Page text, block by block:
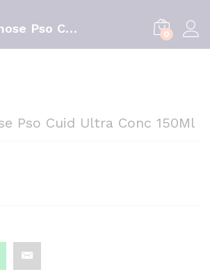
Uriage Xemose Pso Cuid Ultra Conc 150Ml 0
Pso Cuid Ultra Conc 150Ml